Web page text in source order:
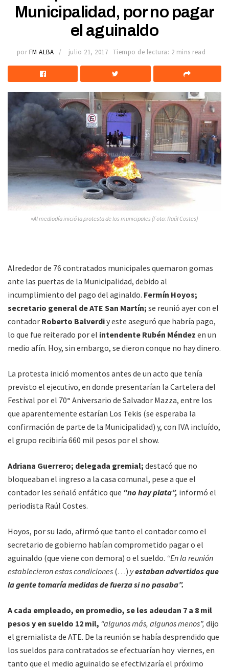
Municipalidad, por no pagar
el aguinaldo
por FM ALBA julio 21, 2017 Tiempo de lectura: 2 mins read
»Al mediodía inició la protesta de los municipales (Foto: Raúl Costes)
Alrededor de 76 contratados municipales quemaron gomas
ante las puertas de la Municipalidad, debido al
incumplimiento del pago del aginaldo. Fermín Hoyos;
secretario general de ATE San Martín; se reunió ayer con el
contador Roberto Balverdiy este aseguró que habría pago,
lo que fue reiterado por el intendente Rubén Méndez en un
medio afín. Hoy, sin embargo, se dieron conque no hay dinero.
La protesta inició momentos antes de un acto que tenía
previsto el ejecutivo, en donde presentarían la Cartelera del
Festival por el 70° Aniversario de Salvador Mazza, entre los
que aparentemente estarían Los Tekis (se esperaba la
confirmación de parte de la Municipalidad) y, con IVA incluído,
el grupo recibiría 660 mil pesos por el show.
Adriana Guerrero; delegada gremial; destacó que no
bloqueaban el ingreso a la casa comunal, pese a que el
contador les señaló enfático que “no hay plata”, informó el
periodista Raúl Costes.
Hoyos, por su lado, afirmó que tanto el contador como el
secretario de gobierno habían comprometido pagar o el
aguinaldo (que viene con demora) o el sueldo. “En la reunión
establecieron estas condiciones (…) yestaban advertidos que
la gente tomaría medidas de fuerza si no pasaba”.
A cada empleado, en promedio, se les adeudan 7 a 8 mil
pesos y en sueldo 12 mil, “algunos más, algunos menos”, dijo
el gremialista de ATE. De la reunión se había desprendido que
los sueldos para contratados se efectuarían hoy viernes, en
tanto que el medio aguinaldo se efectivizaría el próximo